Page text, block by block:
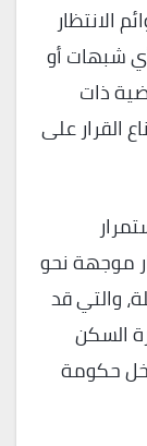
الانتظار
شبهات أو
ذات
القرار على
موجهة نحو
والتي قد
السكن
حكومة